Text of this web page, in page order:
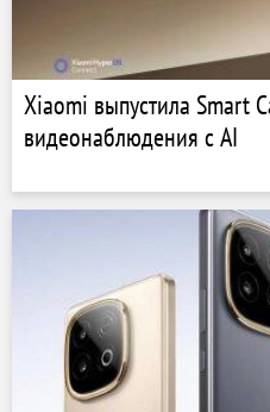
Xiaomi выпустила Smart
видеонаблюдения с AI